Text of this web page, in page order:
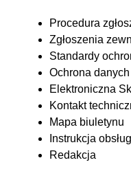
Procedura
Zgłoszenia
Standardy
Ochrona
Elektroniczna
Kontakt
Mapa biuletynu
Instrukcja
Redakcja